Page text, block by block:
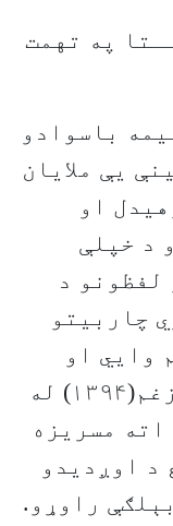
په تهمت
باسوادو
یې ملایان
او
د خپلې
لفظونو د
چاربیتو
وایي او
بېلابېل ډولونه هم لري. د زغم(۱۳۹۴) له
اته مسریزه
د اوږدیدو
راوړو.